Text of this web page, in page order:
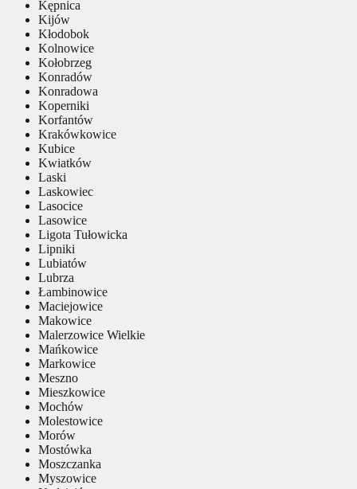
Kępnica
Kijów
Kłodobok
Kolnowice
Kołobrzeg
Konradów
Konradowa
Koperniki
Korfantów
Krakówkowice
Kubice
Kwiatków
Laski
Laskowiec
Lasocice
Lasowice
Ligota Tułowicka
Lipniki
Lubiatów
Lubrza
Łambinowice
Maciejowice
Makowice
Malerzowice Wielkie
Mańkowice
Markowice
Meszno
Mieszkowice
Mochów
Molestowice
Morów
Mostówka
Moszczanka
Myszowice